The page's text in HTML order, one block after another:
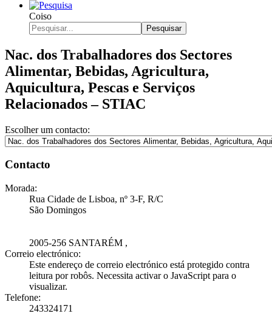
Coiso
Pesquisar
Nac. dos Trabalhadores dos Sectores
Alimentar, Bebidas, Agricultura,
Aquicultura, Pescas e Serviços
Relacionados – STIAC
Escolher um contacto:
Contacto
Morada:
Rua Cidade de Lisboa, nº 3-F, R/C
São Domingos
2005-256 SANTARÉM ,
Correio electrónico:
Este endereço de correio electrónico está protegido contra
leitura por robôs. Necessita activar o JavaScript para o
visualizar.
Telefone:
243324171